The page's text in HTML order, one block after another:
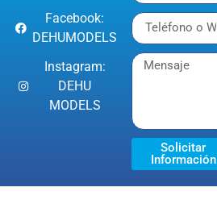
Facebook:
DEHUMODELS
Instagram:
DEHU
MODELS
Solicitar
Información